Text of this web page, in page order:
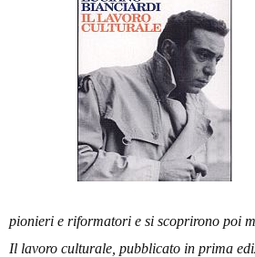
pionieri e riformatori e si scoprirono poi
Il lavoro culturale, pubblicato in prima